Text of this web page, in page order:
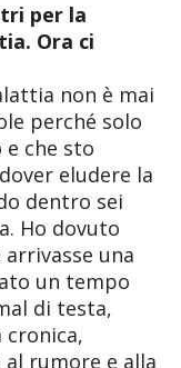
per la
Ora ci
non è mai
perché solo
che sto
eludere la
dentro sei
Ho dovuto
una
un tempo
di testa,
rumore e alla